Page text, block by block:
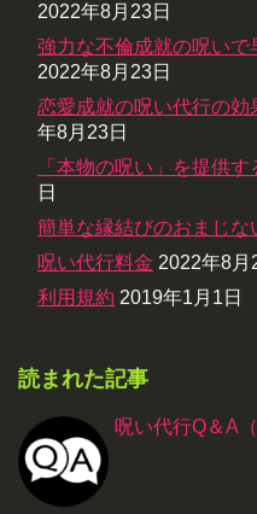
2022年8月23日
強力な不倫成就の呪いで
2022年8月23日
恋愛成就の呪い代行の効
年8月23日
「本物の呪い」を提供
日
簡単な縁結びのおまじな
呪い代行料金 2022年8月
利用規約 2019年1月1日
読まれた記事
呪い代行Q＆A